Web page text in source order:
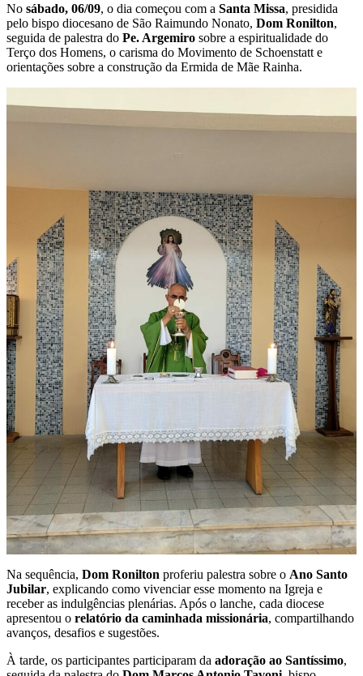
No sábado, 06/09, o dia começou com a Santa Missa, presidida
pelo bispo diocesano de São Raimundo Nonato, Dom Ronilton,
seguida de palestra do Pe. Argemiro sobre a espiritualidade do
Terço dos Homens, o carisma do Movimento de Schoenstatt e
orientações sobre a construção da Ermida de Mãe Rainha.
Na sequência, Dom Ronilton proferiu palestra sobre o Ano Santo
Jubilar, explicando como vivenciar esse momento na Igreja e
receber as indulgências plenárias. Após o lanche, cada diocese
apresentou o relatório da caminhada missionária, compartilhando
avanços, desafios e sugestões.
À tarde, os participantes participaram da adoração ao Santíssimo,